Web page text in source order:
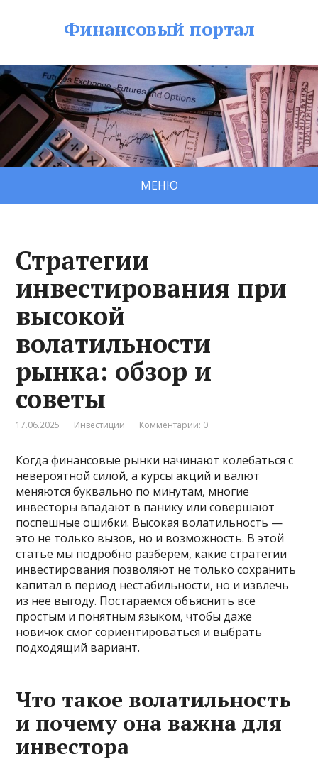
Финансовый портал
МЕНЮ
Стратегии
инвестирования при
высокой
волатильности
рынка: обзор и
советы
17.06.2025 Инвестиции Комментарии: 0
Когда финансовые рынки начинают колебаться с
невероятной силой, а курсы акций и валют
меняются буквально по минутам, многие
инвесторы впадают в панику или совершают
поспешные ошибки. Высокая волатильность —
это не только вызов, но и возможность. В этой
статье мы подробно разберем, какие стратегии
инвестирования позволяют не только сохранить
капитал в период нестабильности, но и извлечь
из нее выгоду. Постараемся объяснить все
простым и понятным языком, чтобы даже
новичок смог сориентироваться и выбрать
подходящий вариант.
Что такое волатильность
и почему она важна для
инвестора